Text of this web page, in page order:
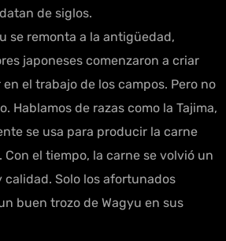
de siglos.
se remonta a la antigüedad,
japoneses comenzaron a criar
el trabajo de los campos. Pero no
Hablamos de razas como la Tajima,
se usa para producir la carne
Con el tiempo, la carne se volvió un
calidad. Solo los afortunados
buen trozo de Wagyu en sus